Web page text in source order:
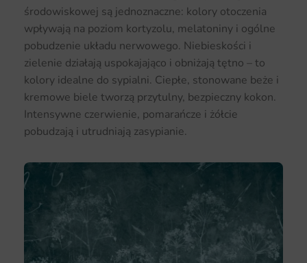
środowiskowej są jednoznaczne: kolory otoczenia
wpływają na poziom kortyzolu, melatoniny i ogólne
pobudzenie układu nerwowego. Niebieskości i
zielenie działają uspokajająco i obniżają tętno – to
kolory idealne do sypialni. Ciepłe, stonowane beże i
kremowe biele tworzą przytulny, bezpieczny kokon.
Intensywne czerwienie, pomarańcze i żółcie
pobudzają i utrudniają zasypianie.